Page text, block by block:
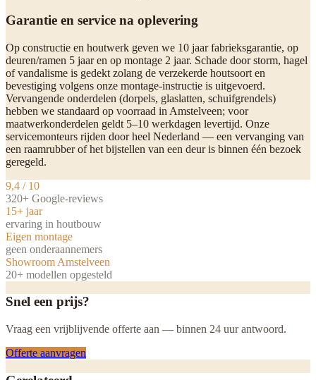
Garantie en service na oplevering
Op constructie en houtwerk geven we 10 jaar fabrieksgarantie, op
deuren/ramen 5 jaar en op montage 2 jaar. Schade door storm, hagel
of vandalisme is gedekt zolang de verzekerde houtsoort en
bevestiging volgens onze montage-instructie is uitgevoerd.
Vervangende onderdelen (dorpels, glaslatten, schuifgrendels)
hebben we standaard op voorraad in Amstelveen; voor
maatwerkonderdelen geldt 5–10 werkdagen levertijd. Onze
servicemonteurs rijden door heel Nederland — een vervanging van
een raamrubber of het bijstellen van een deur is binnen één bezoek
geregeld.
9,4 / 10
320+ Google-reviews
15+ jaar
ervaring in houtbouw
Eigen montage
geen onderaannemers
Showroom Amstelveen
20+ modellen opgesteld
Snel een prijs?
Vraag een vrijblijvende offerte aan — binnen 24 uur antwoord.
Offerte aanvragen